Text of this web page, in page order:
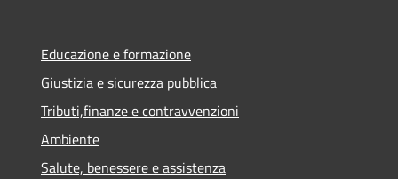
Educazione e formazione
Giustizia e sicurezza pubblica
Tributi,finanze e contravvenzioni
Ambiente
Salute, benessere e assistenza